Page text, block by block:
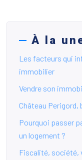
À la
Les facteurs qui
immobilier
Vendre son
Château Perigord,
Pourquoi passer
un logement ?
Fiscalité, société,